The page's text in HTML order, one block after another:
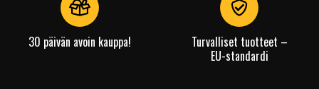
30 päivän avoin kauppa!
Turvalliset tuotteet –
EU-standardi